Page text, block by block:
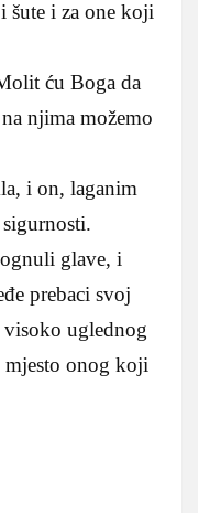
i za one koji
ću Boga da
njima možemo
i on, laganim
glave, i
prebaci svoj
visoko uglednog
mjesto onog koji